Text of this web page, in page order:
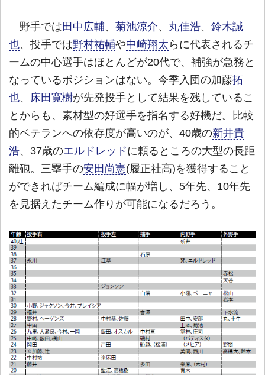
野手では 田中広輔、 菊池涼介、 丸佳浩、 鈴木誠
也、投手では野村祐輔や中崎翔太 らに代表されるチ
ームの中心選手はほとんどが20代で、補強が急務と
なっているポジションはない。今季入団の加藤拓
也、 床田寛樹が先発投手として結果を残しているこ
とからも、素材型の好選手を指名する好機だ。比較
的ベテランへの依存度が高いのが、40歳の新井貴
浩、37歳のエルドレッドに頼るところの大型の長距
離砲。三塁手の安田尚憲(履正社高)を獲得すること
ができればチーム編成に幅が増し、5年先、10年先
を見据えたチーム作りが可能になるだろう。